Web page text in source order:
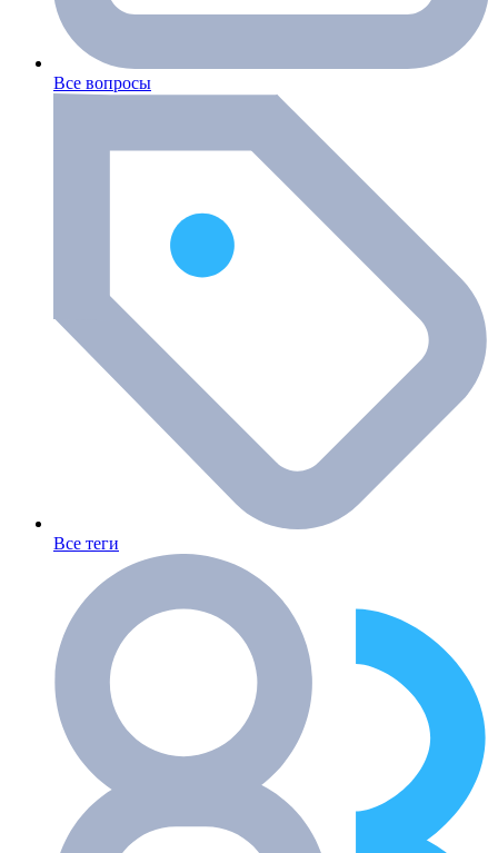
Все вопросы
Все теги